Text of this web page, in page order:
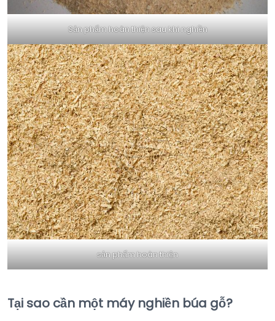
Sản phẩm hoàn thiện sau khi nghiền
sản phẩm hoàn thiện
Tại sao cần một máy nghiền búa gỗ?